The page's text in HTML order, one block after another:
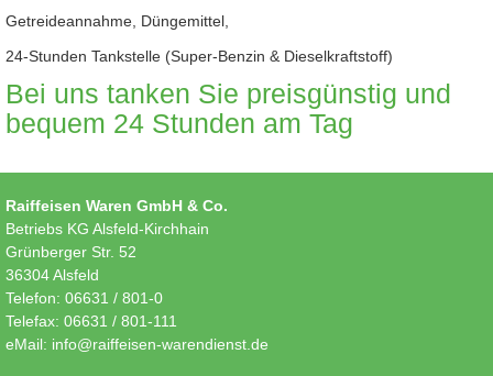
Getreideannahme, Düngemittel,
24-Stunden Tankstelle (Super-Benzin & Dieselkraftstoff)
Bei uns tanken Sie preisgünstig und
bequem 24 Stunden am Tag
Raiffeisen Waren GmbH & Co.
Betriebs KG Alsfeld-Kirchhain
Grünberger Str. 52
36304 Alsfeld
Telefon: 06631 / 801-0
Telefax: 06631 / 801-111
eMail: info@raiffeisen-warendienst.de